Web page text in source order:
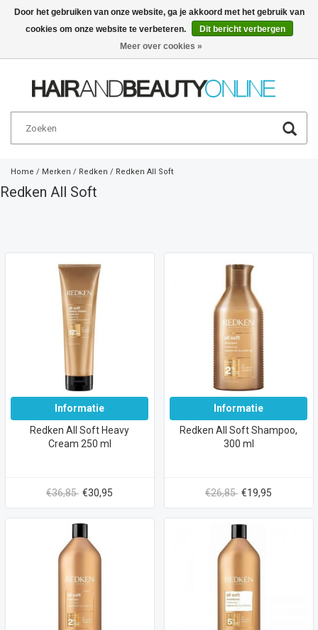
Nederlands €
Home / Merken / Redken / Redken All Soft
Redken All Soft
Informatie
Redken All Soft Heavy
Cream 250 ml
€36,85 €30,95
Informatie
Redken All Soft Shampoo,
300 ml
€26,85 €19,95
Door het gebruiken van onze website, ga je akkoord met het gebruik van
cookies om onze website te verbeteren.
Dit bericht verbergen
Meer over cookies »